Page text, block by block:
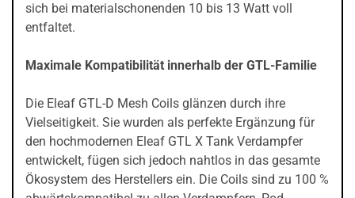
sich bei materialschonenden 10 bis 13 Watt voll
entfaltet.
Maximale Kompatibilität innerhalb der GTL-Familie
Die Eleaf GTL-D Mesh Coils glänzen durch ihre
Vielseitigkeit. Sie wurden als perfekte Ergänzung für
den hochmodernen Eleaf GTL X Tank Verdampfer
entwickelt, fügen sich jedoch nahtlos in das gesamte
Ökosystem des Herstellers ein. Die Coils sind zu 100 %